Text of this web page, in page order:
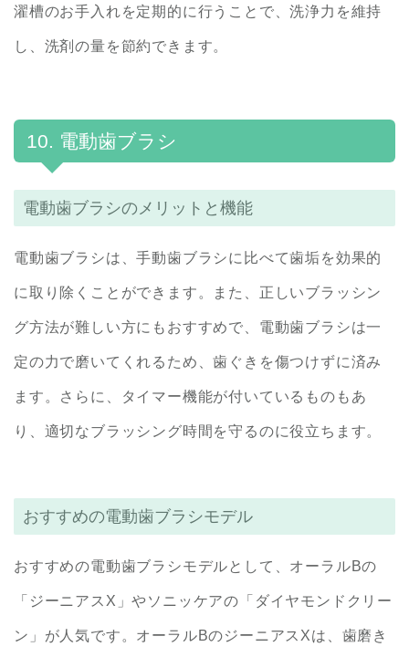
濯槽のお手入れを定期的に行うことで、洗浄力を維持
し、洗剤の量を節約できます。
10. 電動歯ブラシ
電動歯ブラシのメリットと機能
電動歯ブラシは、手動歯ブラシに比べて歯垢を効果的
に取り除くことができます。また、正しいブラッシン
グ方法が難しい方にもおすすめで、電動歯ブラシは一
定の力で磨いてくれるため、歯ぐきを傷つけずに済み
ます。さらに、タイマー機能が付いているものもあ
り、適切なブラッシング時間を守るのに役立ちます。
おすすめの電動歯ブラシモデル
おすすめの電動歯ブラシモデルとして、オーラルBの
「ジーニアスX」やソニッケアの「ダイヤモンドクリー
ン」が人気です。オーラルBのジーニアスXは、歯磨き